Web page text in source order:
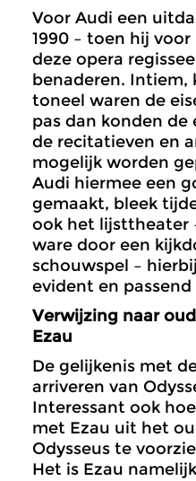
Voor Audi een
1990 – toen hij
deze opera
benaderen. Intiem,
toneel waren de
pas dan konden
de recitatieven en
mogelijk worden
Audi hiermee een
gemaakt, bleek
ook het lijsttheater
ware door een
schouwspel –
evident en passend
Verwijzing naar
Ezau
De gelijkenis met
arriveren van
Interessant ook
met Ezau uit het
Odysseus te
Het is Ezau